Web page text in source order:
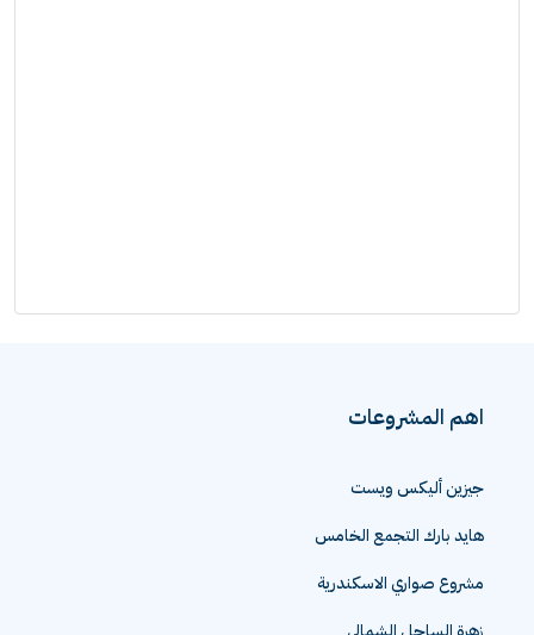
اهم المشروعات
جيزين أليكس ويست
هايد بارك التجمع الخامس
مشروع صواري الاسكندرية